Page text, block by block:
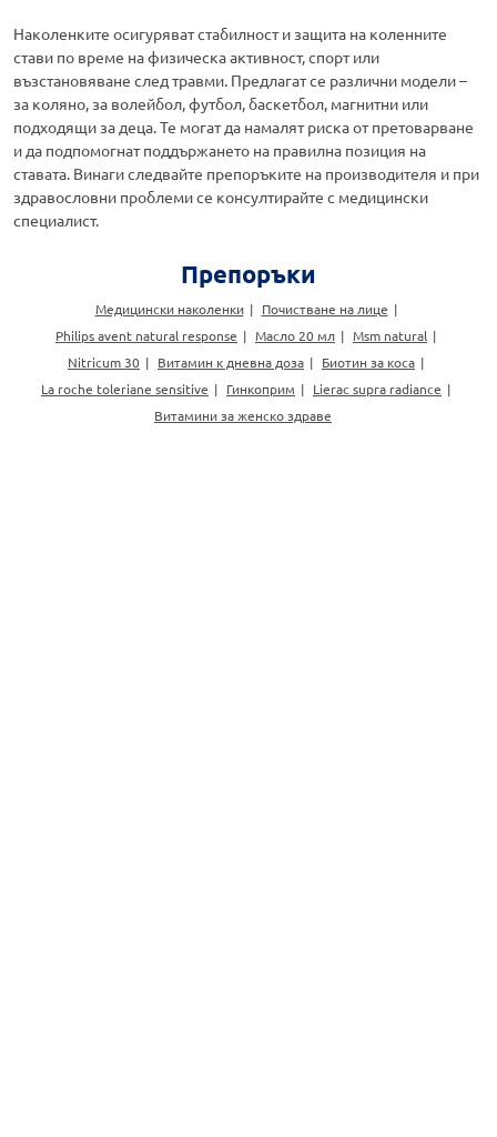
Наколенките осигуряват стабилност и защита на коленните
стави по време на физическа активност, спорт или
възстановяване след травми. Предлагат се различни модели –
за коляно, за волейбол, футбол, баскетбол, магнитни или
подходящи за деца. Те могат да намалят риска от претоварване
и да подпомогнат поддържането на правилна позиция на
ставата. Винаги следвайте препоръките на производителя и при
здравословни проблеми се консултирайте с медицински
специалист.
Препоръки
Медицински наколенки
Почистване на лице
Philips avent natural response
Масло 20 мл
Msm natural
Nitricum 30
Витамин к дневна доза
Биотин за коса
La roche toleriane sensitive
Гинкоприм
Lierac supra radiance
Витамини за женско здраве